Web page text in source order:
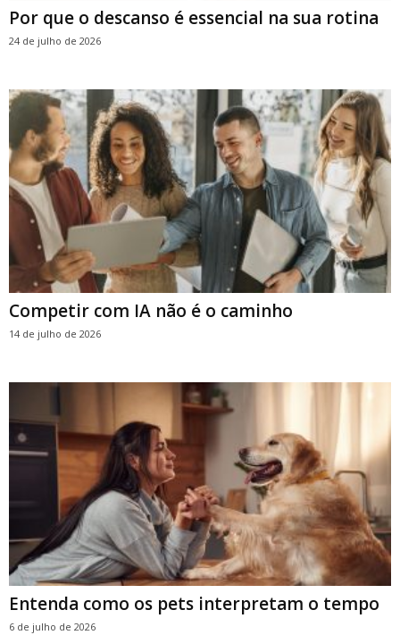
Por que o descanso é essencial na sua rotina
24 de julho de 2026
Competir com IA não é o caminho
14 de julho de 2026
Entenda como os pets interpretam o tempo
6 de julho de 2026